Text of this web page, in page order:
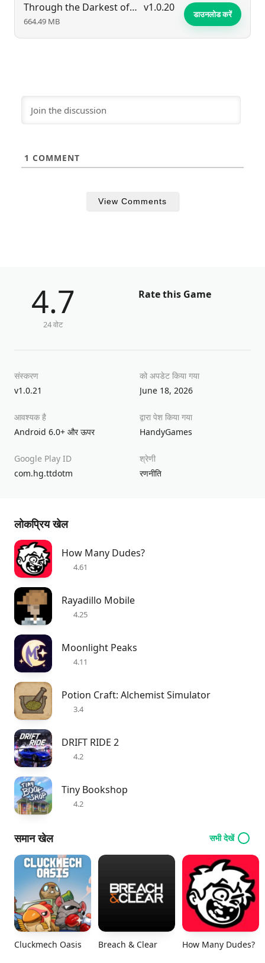
Through the Darkest of Times v1.0.20
664.49 MB
डाउनलोड करें
1 COMMENT
View Comments
4.7
24 वोट
Rate this Game
संस्करण
v1.0.21
को अपडेट किया गया
June 18, 2026
आवश्यक है
Android 6.0+ और ऊपर
द्वारा पेश किया गया
HandyGames
Google Play ID
com.hg.ttdotm
श्रेणी
रणनीति
लोकप्रिय खेल
How Many Dudes?
4.61
Rayadillo Mobile
4.25
Moonlight Peaks
4.11
Potion Craft: Alchemist Simulator
3.4
DRIFT RIDE 2
4.2
Tiny Bookshop
4.2
समान खेल सभी देखें
Cluckmech Oasis Breach & Clear How Many Dudes?